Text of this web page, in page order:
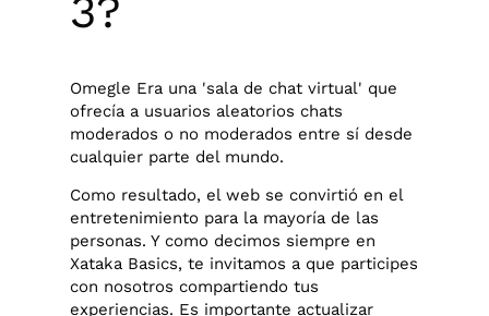
3?
Omegle Era una 'sala de chat virtual' que
ofrecía a usuarios aleatorios chats
moderados o no moderados entre sí desde
cualquier parte del mundo.
Como resultado, el web se convirtió en el
entretenimiento para la mayoría de las
personas. Y como decimos siempre en
Xataka Basics, te invitamos a que participes
con nosotros compartiendo tus
experiencias. Es importante actualizar